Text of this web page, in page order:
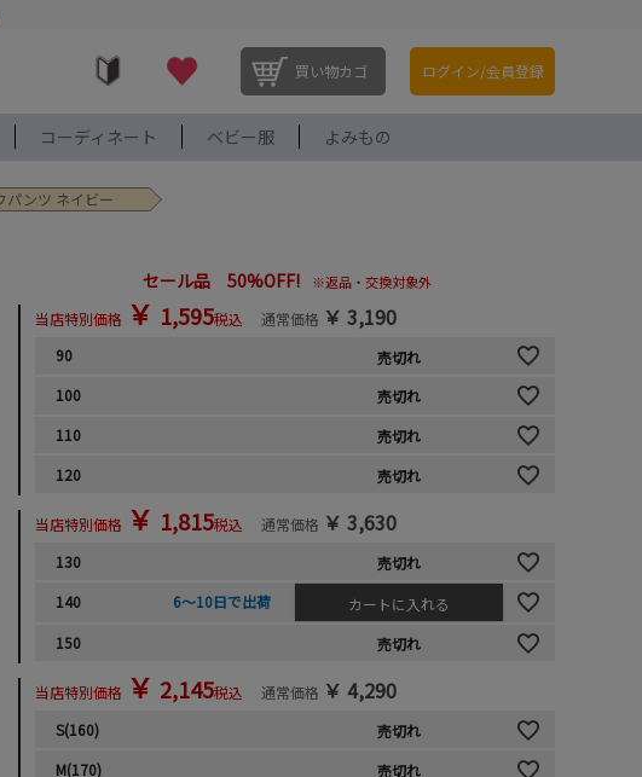
買い物カゴ ログイン/会員登録
コーディネート ベビー服 よみもの
パンツ ネイビー
セール品 50%OFF! ※返品・交換対象外
当店特別価格 ￥ 1,595税込 通常価格 ￥ 3,190
90
売切れ
100
売切れ
110
売切れ
120
売切れ
当店特別価格 ￥ 1,815税込 通常価格 ￥ 3,630
130
売切れ
140
6～10日で出荷
カートに入れる
150
売切れ
当店特別価格 ￥ 2,145税込 通常価格 ￥ 4,290
S(160)
売切れ
M(170)
売切れ